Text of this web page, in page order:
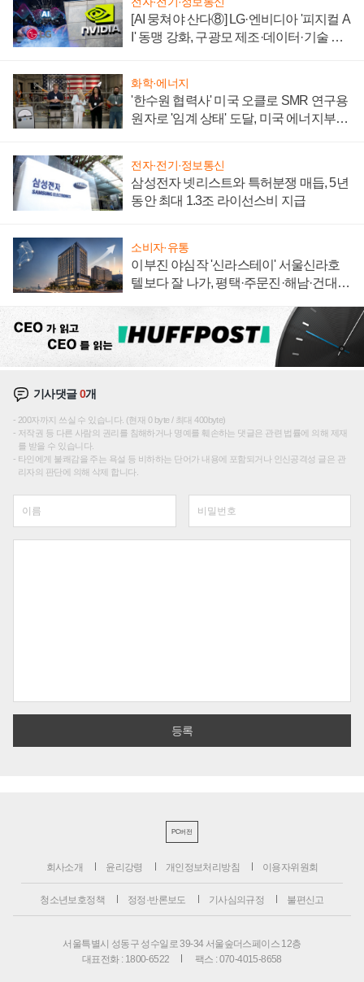
[AI 뭉쳐야 산다⑧] LG·엔비디아 '피지컬 A
I' 동맹 강화, 구광모 제조·데이터·기술 결
화학·에너지
'한수원 협력사' 미국 오클로 SMR 연구용
원자로 '임계 상태' 도달, 미국 에너지부
전자·전기·정보통신
삼성전자 넷리스트와 특허분쟁 매듭, 5년
동안 최대 1.3조 라이선스비 지급
소비자·유통
이부진 야심작 '신라스테이' 서울신라호
텔보다 잘 나가, 평택·주문진·해남·건대로
기사댓글0개
200자까지 쓰실 수 있습니다. (현재 0 byte / 최대 400byte)
저작권 등 다른 사람의 권리를 침해하거나 명예를 훼손하는 댓글은 관련 법률에 의해 제재
를 받을 수 있습니다.
타인에게 불쾌감을 주는 욕설 등 비하하는 단어가 내용에 포함되거나 인신공격성 글은 관
리자의 판단에 의해 삭제 합니다.
PC버전
회사소개 윤리강령 개인정보처리방침 이용자위원회
청소년보호정책 정정·반론보도 기사심의규정 불편신고
서울특별시 성동구 성수일로 39-34 서울숲더스페이스 12층
대표전화 : 1800-6522
팩스 : 070-4015-8658